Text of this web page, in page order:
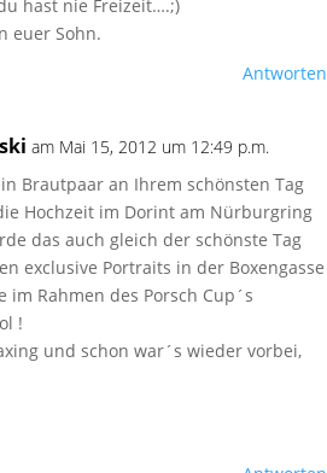
hast nie Freizeit….;)
euer Sohn.
Antworten
am Mai 15, 2012 um 12:49 p.m.
Brautpaar an Ihrem schönsten Tag
Hochzeit im Dorint am Nürburgring
das auch gleich der schönste Tag
exclusive Portraits in der Boxengasse
im Rahmen des Porsch Cup´s
!
und schon war´s wieder vorbei,